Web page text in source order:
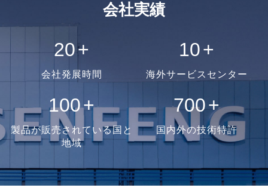
会社実績
20+
会社発展時間
10+
海外サービスセンター
100+
製品が販売されている国と
地域
700+
国内外の技術特許